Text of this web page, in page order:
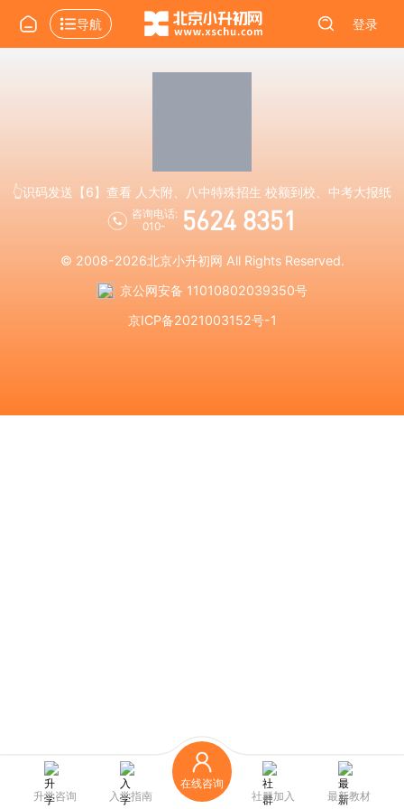
导航 登录
👆识码发送【6】查看 人大附、八中特殊招生 校额到校、中考大报纸
咨询电话:
010-
5624 8351
© 2008-2026北京小升初网 All Rights Reserved.
京公网安备 11010802039350号
京ICP备2021003152号-1
升学咨询 入学指南
在线咨询
社群加入
最新教材